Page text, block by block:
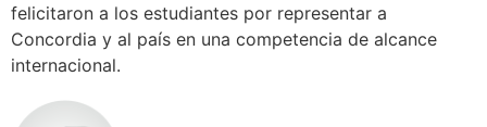
felicitaron a los estudiantes por representar a
Concordia y al país en una competencia de alcance
internacional.